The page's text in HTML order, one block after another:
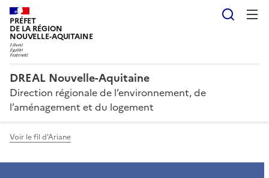
PRÉFET
DE LA RÉGION
NOUVELLE-AQUITAINE
DREAL Nouvelle-Aquitaine
Direction régionale de l’environnement, de
l’aménagement et du logement
Voir le fil d'Ariane